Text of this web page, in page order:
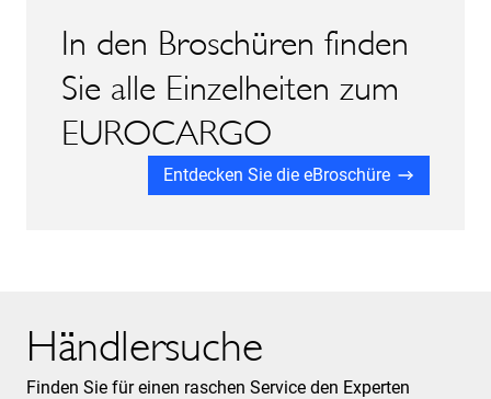
In den Broschüren finden
Sie alle Einzelheiten zum
EUROCARGO
Entdecken Sie die eBroschüre
Händlersuche
Finden Sie für einen raschen Service den Experten